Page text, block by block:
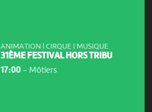
ANIMATION | CIRQUE | MUSIQUE
31ÈME FESTIVAL HORS TRIBU
17:00- Môtiers